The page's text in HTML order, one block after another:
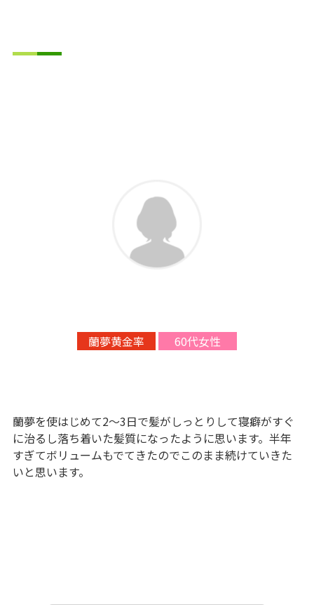
蘭夢黄金率 60代女性
蘭夢を使はじめて2～3日で髪がしっとりして寝癖がすぐ
に治るし落ち着いた髪質になったように思います。半年
すぎてボリュームもでてきたのでこのまま続けていきた
いと思います。